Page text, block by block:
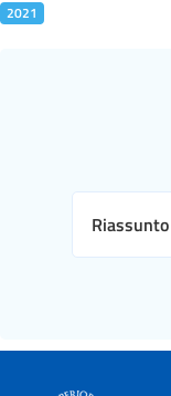
2021
Riassunto